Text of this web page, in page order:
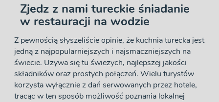
Zjedz z nami tureckie śniadanie
w restauracji na wodzie
Z pewnością słyszeliście opinie, że kuchnia turecka jest
jedną z najpopularniejszych i najsmaczniejszych na
świecie. Używa się tu świeżych, najlepszej jakości
składników oraz prostych połączeń. Wielu turystów
korzysta wyłącznie z dań serwowanych przez hotele,
tracąc w ten sposób możliwość poznania lokalnej